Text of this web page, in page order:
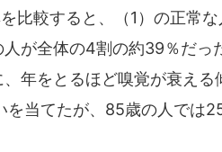
比較すると、（1）の正常
が全体の4割の約39％だっ
年をとるほど嗅覚が衰え
当てたが、85歳の人では